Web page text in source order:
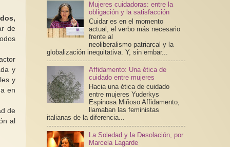
de
y
y
en
de
al
Mujeres cuidadoras: entre la
obligación y la satisfacción
Cuidar es en el momento
actual, el verbo más necesario
frente al
neoliberalismo patriarcal y la
globalización inequitativa. Y, sin embar...
Affidamento: Una ética de
cuidado entre mujeres
Hacia una ética de cuidado
entre mujeres Yuderkys
Espinosa Miñoso Affidamento,
llamaban las feministas
italianas de la diferencia...
La Soledad y la Desolación, por
Marcela Lagarde